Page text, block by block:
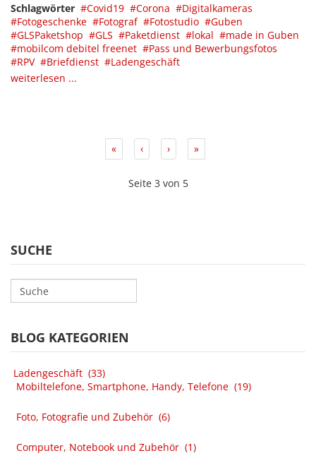
Schlagwörter
Covid19 Corona
Digitalkameras
Fotogeschenke
Fotograf Fotostudio
Guben
GLSPaketshop
GLS Paketdienst lokal
made in Guben
mobilcom debitel freenet
Pass und Bewerbungsfotos
RPV
Briefdienst
Ladengeschäft
weiterlesen ...
« ‹ › »
Seite 3 von 5
SUCHE
BLOG KATEGORIEN
Ladengeschäft (33)
Mobiltelefone, Smartphone, Handy, Telefone (19)
Foto, Fotografie und Zubehör (6)
Computer, Notebook und Zubehör (1)